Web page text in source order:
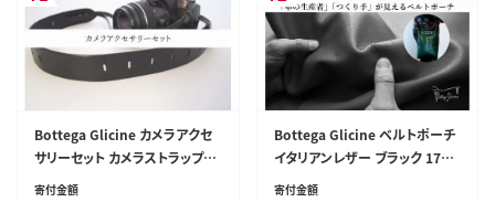
Bottega Glicine カメラアクセ
サリーセット カメラストラップ&
ハンドストラップ イタリアンレザ
寄付金額
Bottega Glicine ベルトポーチ
イタリアンレザー ブラック 172-
012-black
寄付金額